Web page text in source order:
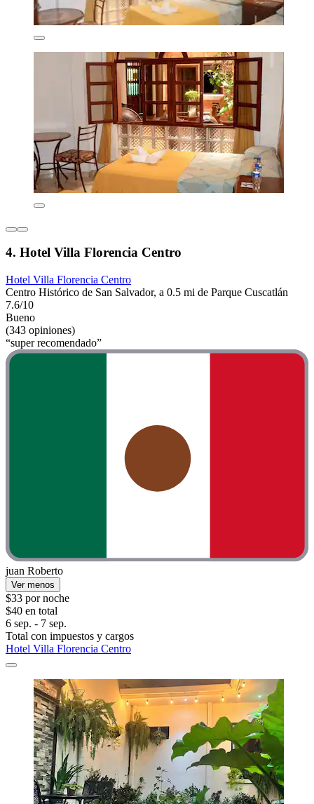
4. Hotel Villa Florencia Centro
Hotel Villa Florencia Centro
Centro Histórico de San Salvador, a 0.5 mi de Parque Cuscatlán
7.6/10
Bueno
(343 opiniones)
“super recomendado”
juan Roberto
Ver menos
$33 por noche
$40 en total
6 sep. - 7 sep.
Total con impuestos y cargos
Hotel Villa Florencia Centro